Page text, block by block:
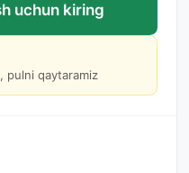
uchun kiring
pulni qaytaramiz